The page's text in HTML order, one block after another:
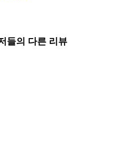
들의 다른 리뷰